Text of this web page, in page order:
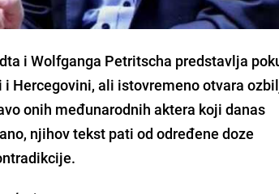
i Wolfganga Petritscha predstavlja
Hercegovini, ali istovremeno otvara
onih međunarodnih aktera koji danas
njihov tekst pati od određene doze